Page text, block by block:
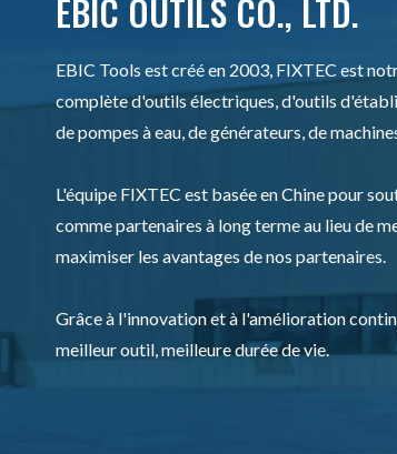
EBIC OUTILS CO., LTD.
EBIC Tools est créé en 2003, FIXTEC est
complète d'outils électriques, d'outils
de pompes à eau, de générateurs, de
L'équipe FIXTEC est basée en Chine pour
comme partenaires à long terme au lieu de
maximiser les avantages de nos partenaires.
Grâce à l'innovation et à l'amélioration
meilleur outil, meilleure durée de vie.